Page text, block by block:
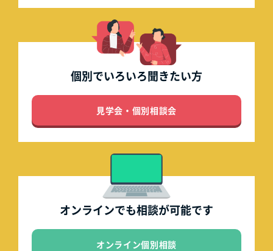
個別でいろいろ聞きたい方
見学会・個別相談会
オンラインでも相談が可能です
オンライン個別相談